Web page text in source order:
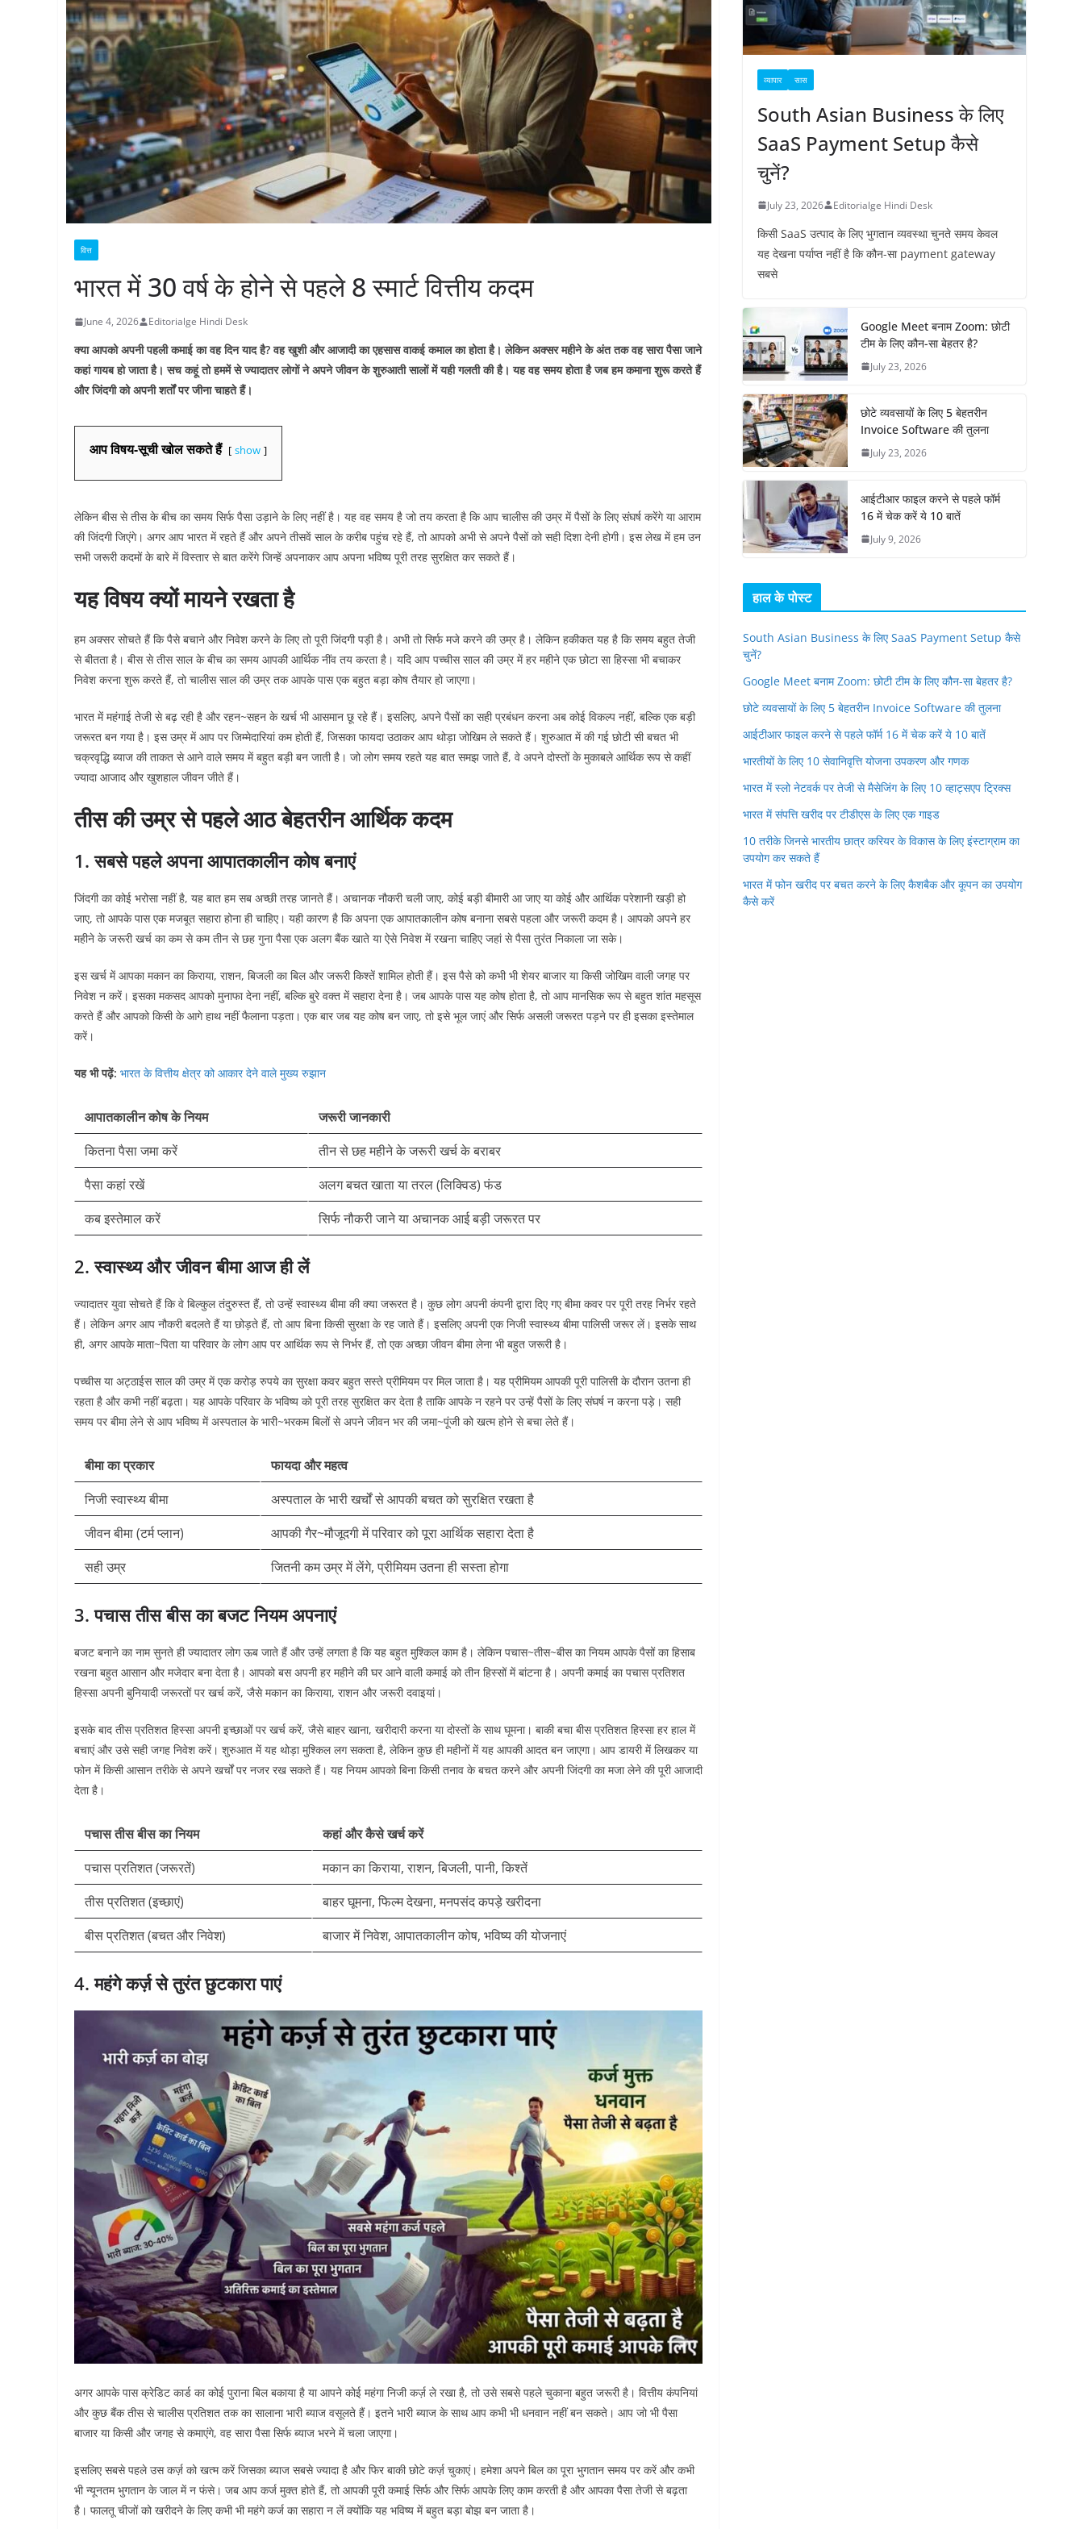
वित्त
भारत में 30 वर्ष के होने से पहले 8 स्मार्ट वित्तीय कदम
June 4, 2026 Editorialge Hindi Desk
क्या आपको अपनी पहली कमाई का वह दिन याद है? वह खुशी और आजादी का एहसास वाकई कमाल का होता है। लेकिन अक्सर महीने के अंत तक वह सारा पैसा जाने
कहां गायब हो जाता है। सच कहूं तो हममें से ज्यादातर लोगों ने अपने जीवन के शुरुआती सालों में यही गलती की है। यह वह समय होता है जब हम कमाना शुरू करते हैं
और जिंदगी को अपनी शर्तों पर जीना चाहते हैं।
आप विषय-सूची खोल सकते हैं show
लेकिन बीस से तीस के बीच का समय सिर्फ पैसा उड़ाने के लिए नहीं है। यह वह समय है जो तय करता है कि आप चालीस की उम्र में पैसों के लिए संघर्ष करेंगे या आराम
की जिंदगी जिएंगे। अगर आप भारत में रहते हैं और अपने तीसवें साल के करीब पहुंच रहे हैं, तो आपको अभी से अपने पैसों को सही दिशा देनी होगी। इस लेख में हम उन
सभी जरूरी कदमों के बारे में विस्तार से बात करेंगे जिन्हें अपनाकर आप अपना भविष्य पूरी तरह सुरक्षित कर सकते हैं।
यह विषय क्यों मायने रखता है
हम अक्सर सोचते हैं कि पैसे बचाने और निवेश करने के लिए तो पूरी जिंदगी पड़ी है। अभी तो सिर्फ मजे करने की उम्र है। लेकिन हकीकत यह है कि समय बहुत तेजी
से बीतता है। बीस से तीस साल के बीच का समय आपकी आर्थिक नींव तय करता है। यदि आप पच्चीस साल की उम्र में हर महीने एक छोटा सा हिस्सा भी बचाकर
निवेश करना शुरू करते हैं, तो चालीस साल की उम्र तक आपके पास एक बहुत बड़ा कोष तैयार हो जाएगा।
भारत में महंगाई तेजी से बढ़ रही है और रहन~सहन के खर्च भी आसमान छू रहे हैं। इसलिए, अपने पैसों का सही प्रबंधन करना अब कोई विकल्प नहीं, बल्कि एक बड़ी
जरूरत बन गया है। इस उम्र में आप पर जिम्मेदारियां कम होती हैं, जिसका फायदा उठाकर आप थोड़ा जोखिम ले सकते हैं। शुरुआत में की गई छोटी सी बचत भी
चक्रवृद्धि ब्याज की ताकत से आने वाले समय में बहुत बड़ी बन जाती है। जो लोग समय रहते यह बात समझ जाते हैं, वे अपने दोस्तों के मुकाबले आर्थिक रूप से कहीं
ज्यादा आजाद और खुशहाल जीवन जीते हैं।
तीस की उम्र से पहले आठ बेहतरीन आर्थिक कदम
1. सबसे पहले अपना आपातकालीन कोष बनाएं
जिंदगी का कोई भरोसा नहीं है, यह बात हम सब अच्छी तरह जानते हैं। अचानक नौकरी चली जाए, कोई बड़ी बीमारी आ जाए या कोई और आर्थिक परेशानी खड़ी हो
जाए, तो आपके पास एक मजबूत सहारा होना ही चाहिए। यही कारण है कि अपना एक आपातकालीन कोष बनाना सबसे पहला और जरूरी कदम है। आपको अपने हर
महीने के जरूरी खर्च का कम से कम तीन से छह गुना पैसा एक अलग बैंक खाते या ऐसे निवेश में रखना चाहिए जहां से पैसा तुरंत निकाला जा सके।
इस खर्च में आपका मकान का किराया, राशन, बिजली का बिल और जरूरी किश्तें शामिल होती हैं। इस पैसे को कभी भी शेयर बाजार या किसी जोखिम वाली जगह पर
निवेश न करें। इसका मकसद आपको मुनाफा देना नहीं, बल्कि बुरे वक्त में सहारा देना है। जब आपके पास यह कोष होता है, तो आप मानसिक रूप से बहुत शांत महसूस
करते हैं और आपको किसी के आगे हाथ नहीं फैलाना पड़ता। एक बार जब यह कोष बन जाए, तो इसे भूल जाएं और सिर्फ असली जरूरत पड़ने पर ही इसका इस्तेमाल
करें।
यह भी पढ़ें: भारत के वित्तीय क्षेत्र को आकार देने वाले मुख्य रुझान
आपातकालीन कोष के नियम
जरूरी जानकारी
कितना पैसा जमा करें
तीन से छह महीने के जरूरी खर्च के बराबर
पैसा कहां रखें
अलग बचत खाता या तरल (लिक्विड) फंड
कब इस्तेमाल करें
सिर्फ नौकरी जाने या अचानक आई बड़ी जरूरत पर
2. स्वास्थ्य और जीवन बीमा आज ही लें
ज्यादातर युवा सोचते हैं कि वे बिल्कुल तंदुरुस्त हैं, तो उन्हें स्वास्थ्य बीमा की क्या जरूरत है। कुछ लोग अपनी कंपनी द्वारा दिए गए बीमा कवर पर पूरी तरह निर्भर रहते
हैं। लेकिन अगर आप नौकरी बदलते हैं या छोड़ते हैं, तो आप बिना किसी सुरक्षा के रह जाते हैं। इसलिए अपनी एक निजी स्वास्थ्य बीमा पालिसी जरूर लें। इसके साथ
ही, अगर आपके माता~पिता या परिवार के लोग आप पर आर्थिक रूप से निर्भर हैं, तो एक अच्छा जीवन बीमा लेना भी बहुत जरूरी है।
पच्चीस या अट्ठाईस साल की उम्र में एक करोड़ रुपये का सुरक्षा कवर बहुत सस्ते प्रीमियम पर मिल जाता है। यह प्रीमियम आपकी पूरी पालिसी के दौरान उतना ही
रहता है और कभी नहीं बढ़ता। यह आपके परिवार के भविष्य को पूरी तरह सुरक्षित कर देता है ताकि आपके न रहने पर उन्हें पैसों के लिए संघर्ष न करना पड़े। सही
समय पर बीमा लेने से आप भविष्य में अस्पताल के भारी~भरकम बिलों से अपने जीवन भर की जमा~पूंजी को खत्म होने से बचा लेते हैं।
बीमा का प्रकार
फायदा और महत्व
निजी स्वास्थ्य बीमा
अस्पताल के भारी खर्चों से आपकी बचत को सुरक्षित रखता है
जीवन बीमा (टर्म प्लान)
आपकी गैर~मौजूदगी में परिवार को पूरा आर्थिक सहारा देता है
सही उम्र
जितनी कम उम्र में लेंगे, प्रीमियम उतना ही सस्ता होगा
3. पचास तीस बीस का बजट नियम अपनाएं
बजट बनाने का नाम सुनते ही ज्यादातर लोग ऊब जाते हैं और उन्हें लगता है कि यह बहुत मुश्किल काम है। लेकिन पचास~तीस~बीस का नियम आपके पैसों का हिसाब
रखना बहुत आसान और मजेदार बना देता है। आपको बस अपनी हर महीने की घर आने वाली कमाई को तीन हिस्सों में बांटना है। अपनी कमाई का पचास प्रतिशत
हिस्सा अपनी बुनियादी जरूरतों पर खर्च करें, जैसे मकान का किराया, राशन और जरूरी दवाइयां।
इसके बाद तीस प्रतिशत हिस्सा अपनी इच्छाओं पर खर्च करें, जैसे बाहर खाना, खरीदारी करना या दोस्तों के साथ घूमना। बाकी बचा बीस प्रतिशत हिस्सा हर हाल में
बचाएं और उसे सही जगह निवेश करें। शुरुआत में यह थोड़ा मुश्किल लग सकता है, लेकिन कुछ ही महीनों में यह आपकी आदत बन जाएगा। आप डायरी में लिखकर या
फोन में किसी आसान तरीके से अपने खर्चों पर नजर रख सकते हैं। यह नियम आपको बिना किसी तनाव के बचत करने और अपनी जिंदगी का मजा लेने की पूरी आजादी
देता है।
पचास तीस बीस का नियम
कहां और कैसे खर्च करें
पचास प्रतिशत (जरूरतें)
मकान का किराया, राशन, बिजली, पानी, किश्तें
तीस प्रतिशत (इच्छाएं)
बाहर घूमना, फिल्म देखना, मनपसंद कपड़े खरीदना
बीस प्रतिशत (बचत और निवेश)
बाजार में निवेश, आपातकालीन कोष, भविष्य की योजनाएं
4. महंगे कर्ज़ से तुरंत छुटकारा पाएं
अगर आपके पास क्रेडिट कार्ड का कोई पुराना बिल बकाया है या आपने कोई महंगा निजी कर्ज़ ले रखा है, तो उसे सबसे पहले चुकाना बहुत जरूरी है। वित्तीय कंपनियां
और कुछ बैंक तीस से चालीस प्रतिशत तक का सालाना भारी ब्याज वसूलते हैं। इतने भारी ब्याज के साथ आप कभी भी धनवान नहीं बन सकते। आप जो भी पैसा
बाजार या किसी और जगह से कमाएंगे, वह सारा पैसा सिर्फ ब्याज भरने में चला जाएगा।
इसलिए सबसे पहले उस कर्ज़ को खत्म करें जिसका ब्याज सबसे ज्यादा है और फिर बाकी छोटे कर्ज़ चुकाएं। हमेशा अपने बिल का पूरा भुगतान समय पर करें और कभी
भी न्यूनतम भुगतान के जाल में न फंसे। जब आप कर्ज मुक्त होते हैं, तो आपकी पूरी कमाई सिर्फ और सिर्फ आपके लिए काम करती है और आपका पैसा तेजी से बढ़ता
है। फालतू चीजों को खरीदने के लिए कभी भी महंगे कर्ज का सहारा न लें क्योंकि यह भविष्य में बहुत बड़ा बोझ बन जाता है।
व्यापार सास
South Asian Business के लिए
SaaS Payment Setup कैसे
चुनें?
July 23, 2026 Editorialge Hindi Desk
किसी SaaS उत्पाद के लिए भुगतान व्यवस्था चुनते समय केवल
यह देखना पर्याप्त नहीं है कि कौन-सा payment gateway
सबसे
Google Meet बनाम Zoom: छोटी
टीम के लिए कौन-सा बेहतर है?
July 23, 2026
छोटे व्यवसायों के लिए 5 बेहतरीन
Invoice Software की तुलना
July 23, 2026
आईटीआर फाइल करने से पहले फॉर्म
16 में चेक करें ये 10 बातें
July 9, 2026
हाल के पोस्ट
South Asian Business के लिए SaaS Payment Setup कैसे
चुनें?
Google Meet बनाम Zoom: छोटी टीम के लिए कौन-सा बेहतर है?
छोटे व्यवसायों के लिए 5 बेहतरीन Invoice Software की तुलना
आईटीआर फाइल करने से पहले फॉर्म 16 में चेक करें ये 10 बातें
भारतीयों के लिए 10 सेवानिवृत्ति योजना उपकरण और गणक
भारत में स्लो नेटवर्क पर तेजी से मैसेजिंग के लिए 10 व्हाट्सएप ट्रिक्स
भारत में संपत्ति खरीद पर टीडीएस के लिए एक गाइड
10 तरीके जिनसे भारतीय छात्र करियर के विकास के लिए इंस्टाग्राम का
उपयोग कर सकते हैं
भारत में फोन खरीद पर बचत करने के लिए कैशबैक और कूपन का उपयोग
कैसे करें